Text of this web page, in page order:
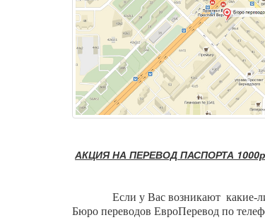
АКЦИЯ НА ПЕРЕВОД ПАСПОРТА
Если у Вас возникают какие-
Бюро переводов ЕвроПеревод по